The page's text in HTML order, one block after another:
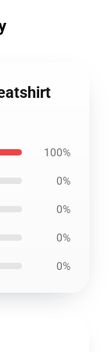
100%
0%
0%
0%
0%